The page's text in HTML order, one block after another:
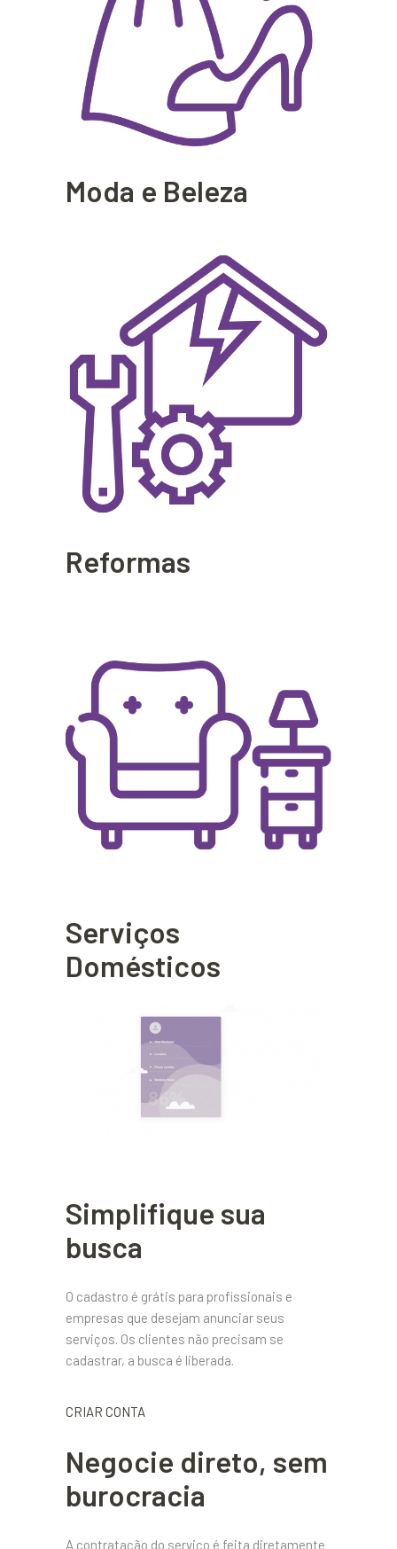
Moda e Beleza
Reformas
Serviços
Domésticos
Simplifique sua
busca
O cadastro é grátis para profissionais e
empresas que desejam anunciar seus
serviços. Os clientes não precisam se
cadastrar, a busca é liberada.
CRIAR CONTA
Negocie direto, sem
burocracia
A contratação do serviço é feita diretamente